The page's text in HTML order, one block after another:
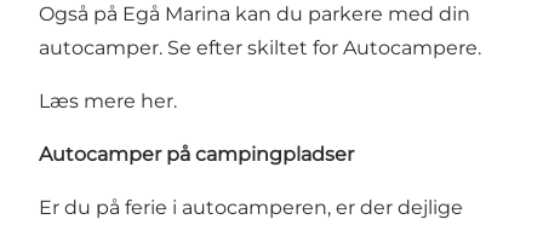
Også på Egå Marina kan du parkere med din
autocamper. Se efter skiltet for Autocampere.
Læs mere her.
Autocamper på campingpladser
Er du på ferie i autocamperen, er der dejlige